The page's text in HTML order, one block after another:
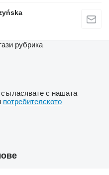
рубрика
с нашата
потребителското